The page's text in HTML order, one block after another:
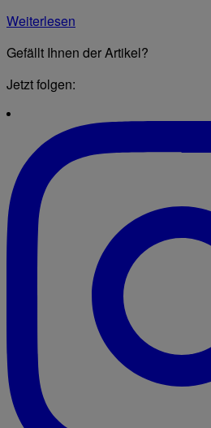
Weiterlesen
Gefällt Ihnen der Artikel?
Jetzt folgen: